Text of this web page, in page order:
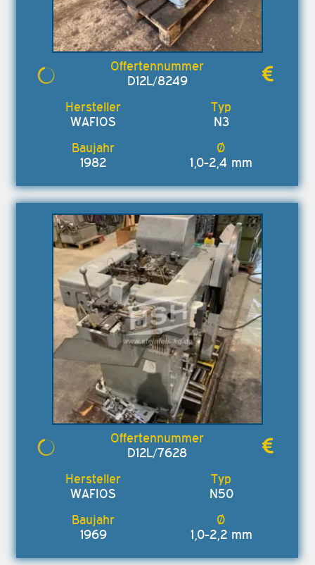
D12L/8249
WAFIOS N3
1982 1,0-2,4 mm
D12L/7628
WAFIOS N50
1969 1,0-2,2 mm